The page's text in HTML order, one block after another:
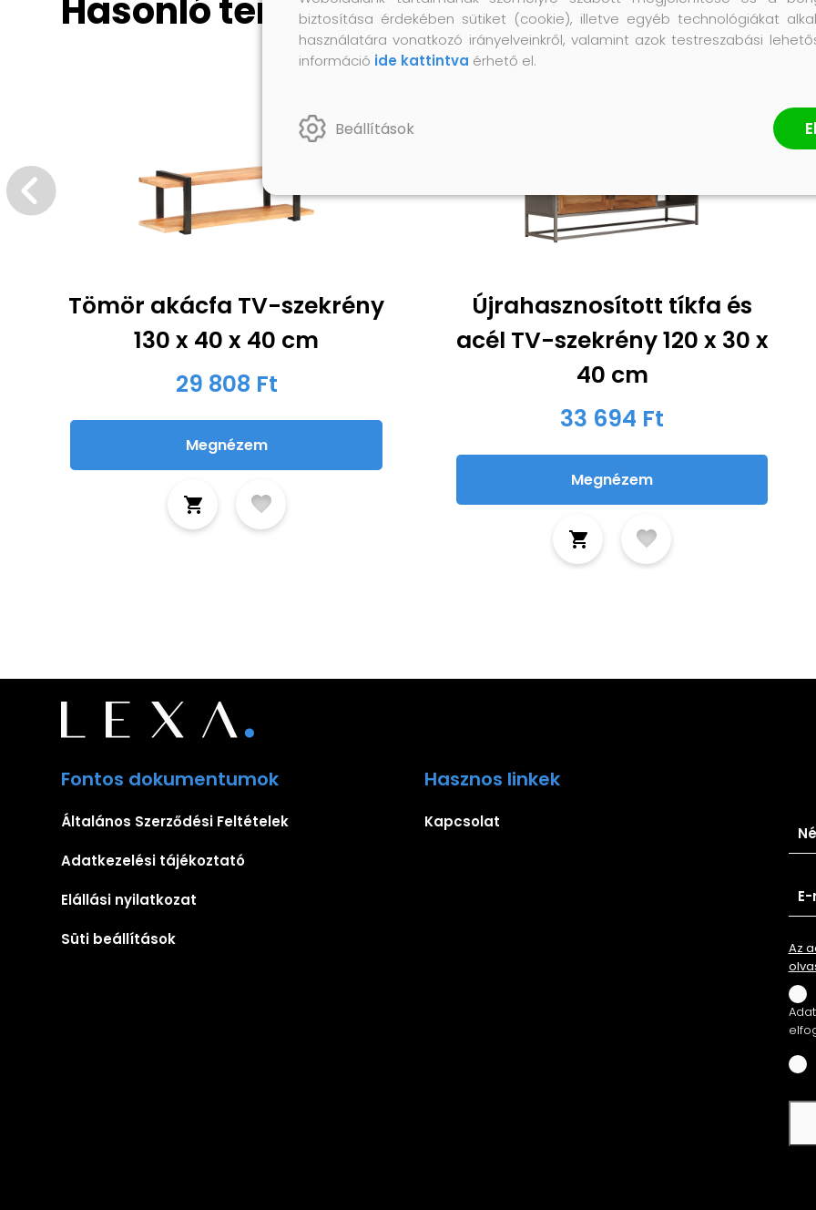
Hasonló termékek
Tömör akácfa TV-szekrény
130 x 40 x 40 cm
29 808 Ft
Megnézem
Újrahasznosított tíkfa és
acél TV-szekrény 120 x 30 x
40 cm
33 694 Ft
Megnézem
Fontos dokumentumok
Általános Szerződési Feltételek
Adatkezelési tájékoztató
Elállási nyilatkozat
Süti beállítások
Hasznos linkek
Kapcsolat
Az
biztosítása érdekében sütiket (cookie), illetve egyéb technológiákat
használatára vonatkozó irányelveinkről, valamint azok testreszabási
információ ide kattintva érhető el.
Beállítások